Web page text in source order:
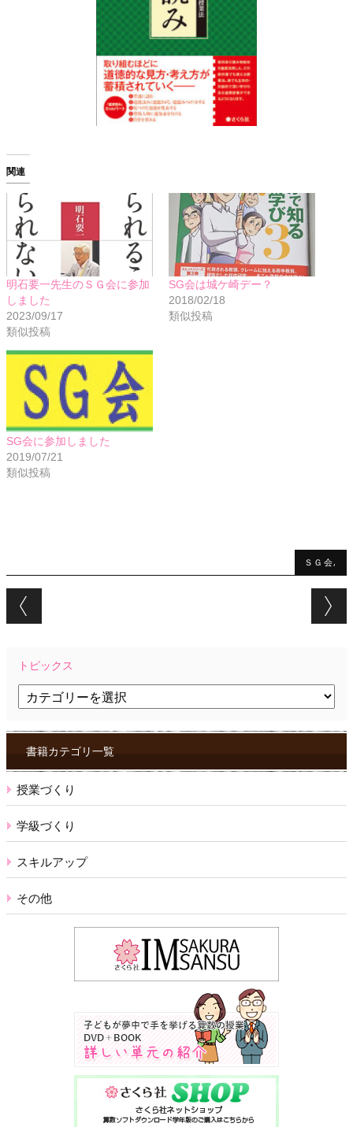
関連
明石要一先生のＳＧ会に参加
しました
2023/09/17
類似投稿
SG会は城ケ崎デー？
2018/02/18
類似投稿
SG会に参加しました
2019/07/21
類似投稿
ＳＧ会,
Post navigation
トピックス
ク
ス書籍カテゴリ一覧
授業づくり
学級づくり
スキルアップ
その他